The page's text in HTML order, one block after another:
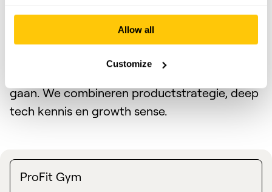
Allow all
Customize
Sinds 2013 helpen we SaaS teams om van
gaan. We combineren productstrategie, deep
tech kennis en growth sense.
ProFit Gym